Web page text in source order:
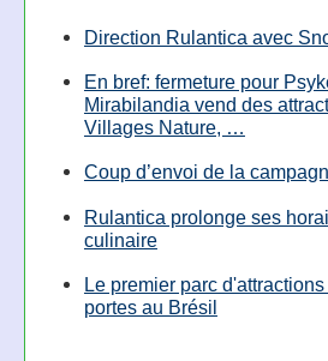
Direction Rulantica avec
En bref: fermeture pour
Mirabilandia vend des
Villages Nature, …
Coup d’envoi de la
Rulantica prolonge ses
culinaire
Le premier parc
portes au Brésil